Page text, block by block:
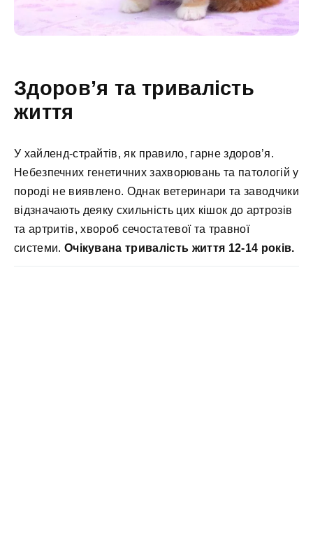
Здоров’я та тривалість
життя
У хайленд-страйтів, як правило, гарне здоров’я.
Небезпечних генетичних захворювань та патологій у
породі не виявлено. Однак ветеринари та заводчики
відзначають деяку схильність цих кішок до артрозів
та артритів, хвороб сечостатевої та травної
системи. Очікувана тривалість життя 12-14 років.